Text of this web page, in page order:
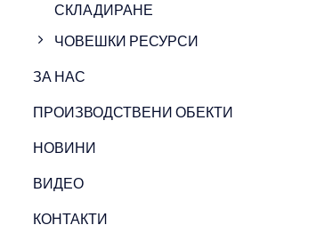
СКЛАДИРАНЕ
ЧОВЕШКИ РЕСУРСИ
ЗА НАС
ПРОИЗВОДСТВЕНИ ОБЕКТИ
НОВИНИ
ВИДЕО
КОНТАКТИ